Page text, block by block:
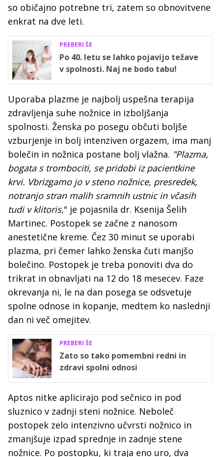
so običajno potrebne tri, zatem so obnovitvene
enkrat na dve leti.
PREBERI ŠE
Po 40. letu se lahko pojavijo težave
v spolnosti. Naj ne bodo tabu!
Uporaba plazme je najbolj uspešna terapija
zdravljenja suhe nožnice in izboljšanja
spolnosti. Ženska po posegu občuti boljše
vzburjenje in bolj intenziven orgazem, ima manj
bolečin in nožnica postane bolj vlažna. "Plazma,
bogata s trombociti, se pridobi iz pacientkine
krvi. Vbrizgamo jo v steno nožnice, presredek,
notranjo stran malih sramnih ustnic in včasih
tudi v klitoris," je pojasnila dr. Ksenija Šelih
Martinec. Postopek se začne z nanosom
anestetične kreme. Čez 30 minut se uporabi
plazma, pri čemer lahko ženska čuti manjšo
bolečino. Postopek je treba ponoviti dva do
trikrat in obnavljati na 12 do 18 mesecev. Faze
okrevanja ni, le na dan posega se odsvetuje
spolne odnose in kopanje, medtem ko naslednji
dan ni več omejitev.
PREBERI ŠE
Zato so tako pomembni redni in
zdravi spolni odnosi
Aptos nitke aplicirajo pod sečnico in pod
sluznico v zadnji steni nožnice. Neboleč
postopek zelo intenzivno učvrsti nožnico in
zmanjšuje izpad sprednje in zadnje stene
nožnice. Po postopku, ki traja eno uro, dva